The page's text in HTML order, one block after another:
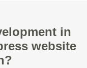
in
website